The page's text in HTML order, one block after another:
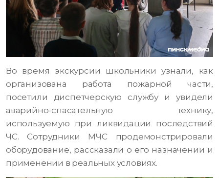
Во время экскурсии школьники узнали, как
организована работа пожарной части,
посетили диспетчерскую службу и увидели
аварийно-спасательную технику,
используемую при ликвидации последствий
ЧС. Сотрудники МЧС продемонстрировали
оборудование, рассказали о его назначении и
применении в реальных условиях.